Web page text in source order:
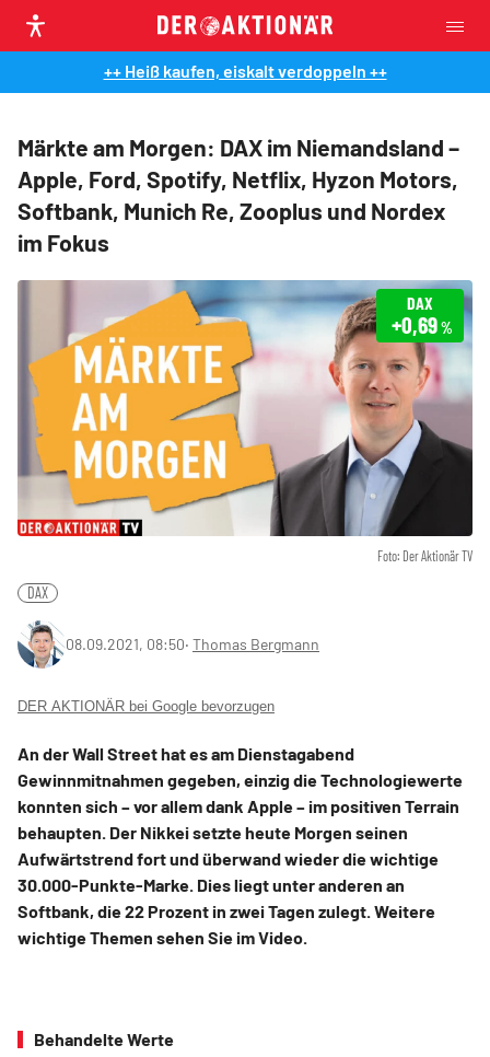
++ Heiß kaufen, eiskalt verdoppeln ++
Märkte am Morgen: DAX im Niemandsland –
Apple, Ford, Spotify, Netflix, Hyzon Motors,
Softbank, Munich Re, Zooplus und Nordex
im Fokus
Foto: Der Aktionär TV
DAX
+0,69%
DAX
08.09.2021, 08:50‧ Thomas Bergmann
DER AKTIONÄR bei Google bevorzugen
An der Wall Street hat es am Dienstagabend
Gewinnmitnahmen gegeben, einzig die Technologiewerte
konnten sich – vor allem dank Apple – im positiven Terrain
behaupten. Der Nikkei setzte heute Morgen seinen
Aufwärtstrend fort und überwand wieder die wichtige
30.000-Punkte-Marke. Dies liegt unter anderen an
Softbank, die 22 Prozent in zwei Tagen zulegt. Weitere
wichtige Themen sehen Sie im Video.
Behandelte Werte